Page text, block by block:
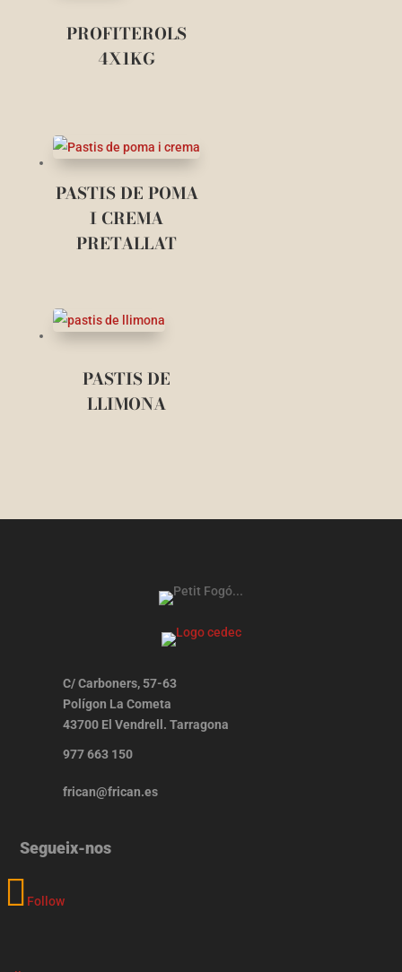
PROFITEROLS
4X1KG
PASTIS DE POMA
I CREMA
PRETALLAT
PASTIS DE
LLIMONA
C/ Carboners, 57-63
Polígon La Cometa
43700 El Vendrell. Tarragona
977 663 150
frican@frican.es
Segueix-nos
Follow